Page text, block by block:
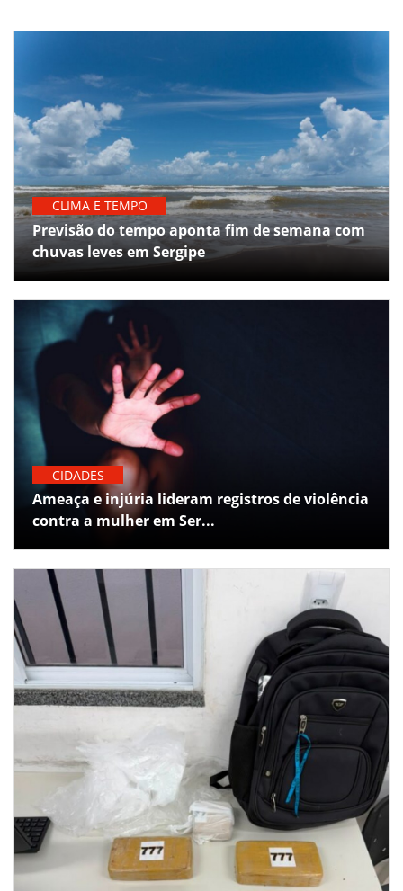
CLIMA E TEMPO
Previsão do tempo aponta fim de semana com
chuvas leves em Sergipe
CIDADES
Ameaça e injúria lideram registros de violência
contra a mulher em Ser...